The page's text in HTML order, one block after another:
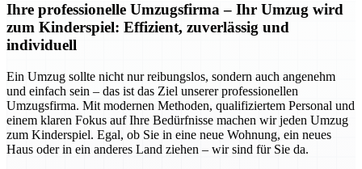
Ihre professionelle Umzugsfirma – Ihr Umzug wird
zum Kinderspiel: Effizient, zuverlässig und
individuell
Ein Umzug sollte nicht nur reibungslos, sondern auch angenehm
und einfach sein – das ist das Ziel unserer professionellen
Umzugsfirma. Mit modernen Methoden, qualifiziertem Personal und
einem klaren Fokus auf Ihre Bedürfnisse machen wir jeden Umzug
zum Kinderspiel. Egal, ob Sie in eine neue Wohnung, ein neues
Haus oder in ein anderes Land ziehen – wir sind für Sie da.